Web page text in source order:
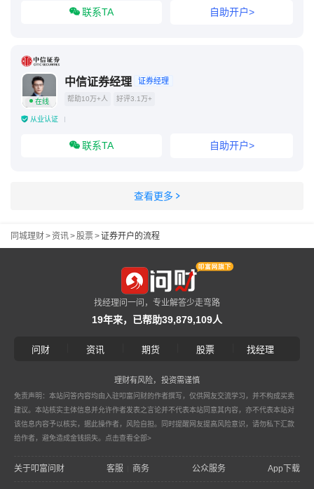
联系TA 自助开户>
在线
中信证券经理 证券经理
帮助10万+人 好评3.1万+
从业认证
联系TA 自助开户>
查看更多
同城理财>资讯>股票>证券开户的流程
找经理问一问，专业解答少走弯路
19年来，已帮助39,879,109人
问财 资讯 期货 股票 找经理
理财有风险，投资需谨慎
免责声明：本站问答内容均由入驻叩富问财的作者撰写，仅供网友交流学习，并不构成买卖
建议。本站核实主体信息并允许作者发表之言论并不代表本站同意其内容，亦不代表本站对
该信息内容予以核实，据此操作者，风险自担。同时提醒网友提高风险意识，请勿私下汇款
给作者，避免造成金钱损失。 点击查看全部>
关于叩富问财 客服 商务 公众服务 App下载